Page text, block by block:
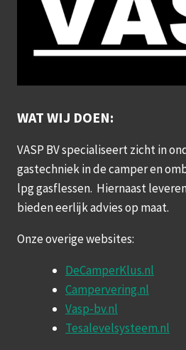
WAT WIJ DOEN:
VASP BV specialiseert zicht in
gastechniek in de camper en
lpg gasflessen. Hiernaast
bieden eerlijk advies op maat.
Onze overige websites:
DeCamperKlus.nl
Campervering.nl
Vasp-bv.nl
Tesalevelsysteem.nl